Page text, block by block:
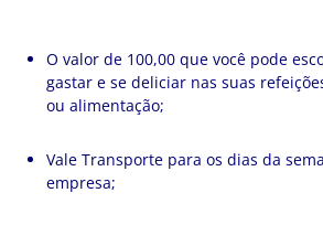
O valor de 100,00 que você pode
gastar e se deliciar nas suas
ou alimentação;
Vale Transporte para os dias da
empresa;